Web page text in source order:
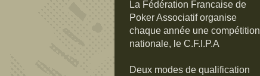
La Fédération Francaise de
Poker Associatif organise
chaque année une compétition
nationale, le C.F.I.P.A
Deux modes de qualification